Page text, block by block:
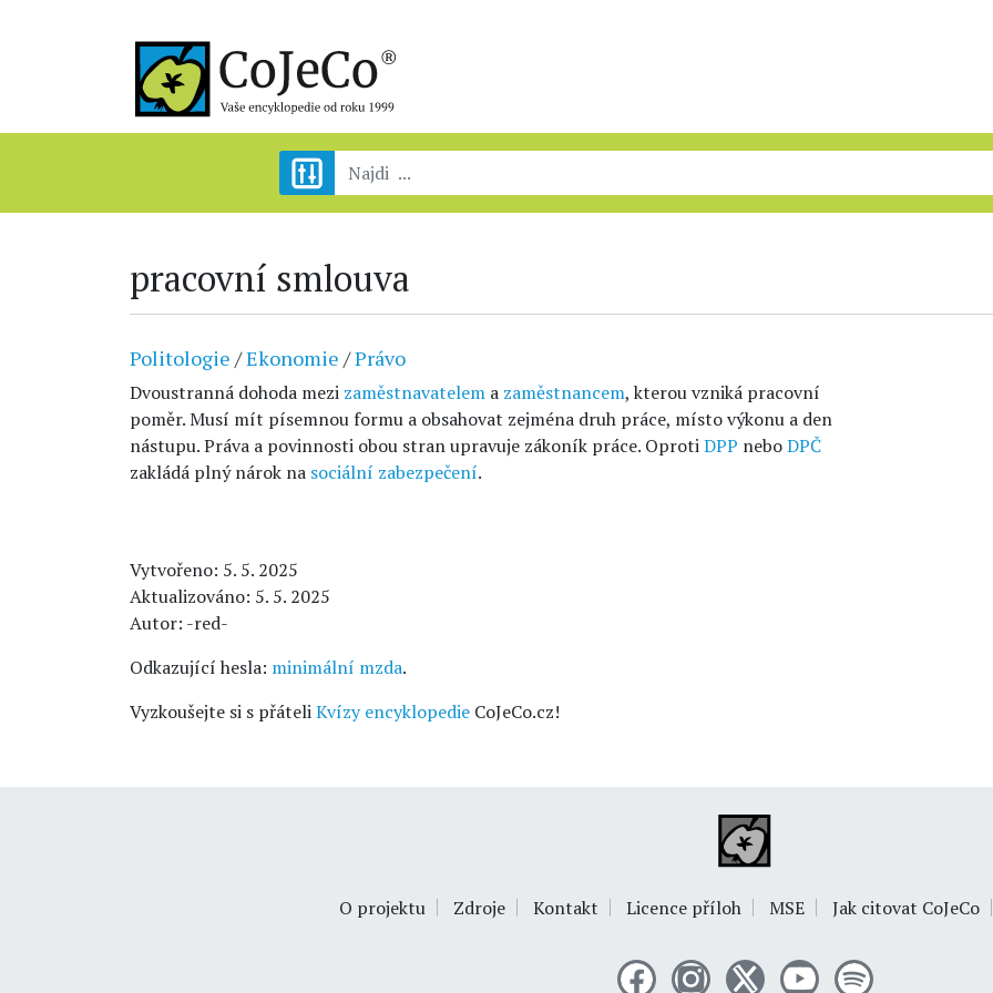
pracovní smlouva
Politologie /Ekonomie /Právo
Dvoustranná dohoda mezi zaměstnavatelem a zaměstnancem, kterou vzniká pracovní
poměr. Musí mít písemnou formu a obsahovat zejména druh práce, místo výkonu a den
nástupu. Práva a povinnosti obou stran upravuje zákoník práce. OprotiDPP neboDPČ
zakládá plný nárok na sociální zabezpečení.
Vytvořeno: 5. 5. 2025
Aktualizováno: 5. 5. 2025
Autor: -red-
Odkazující hesla: minimální mzda.
Vyzkoušejte si s přáteliKvízy encyklopedie CoJeCo.cz!
O projektu Zdroje Kontakt Licence příloh MSE Jak citovat CoJeCo